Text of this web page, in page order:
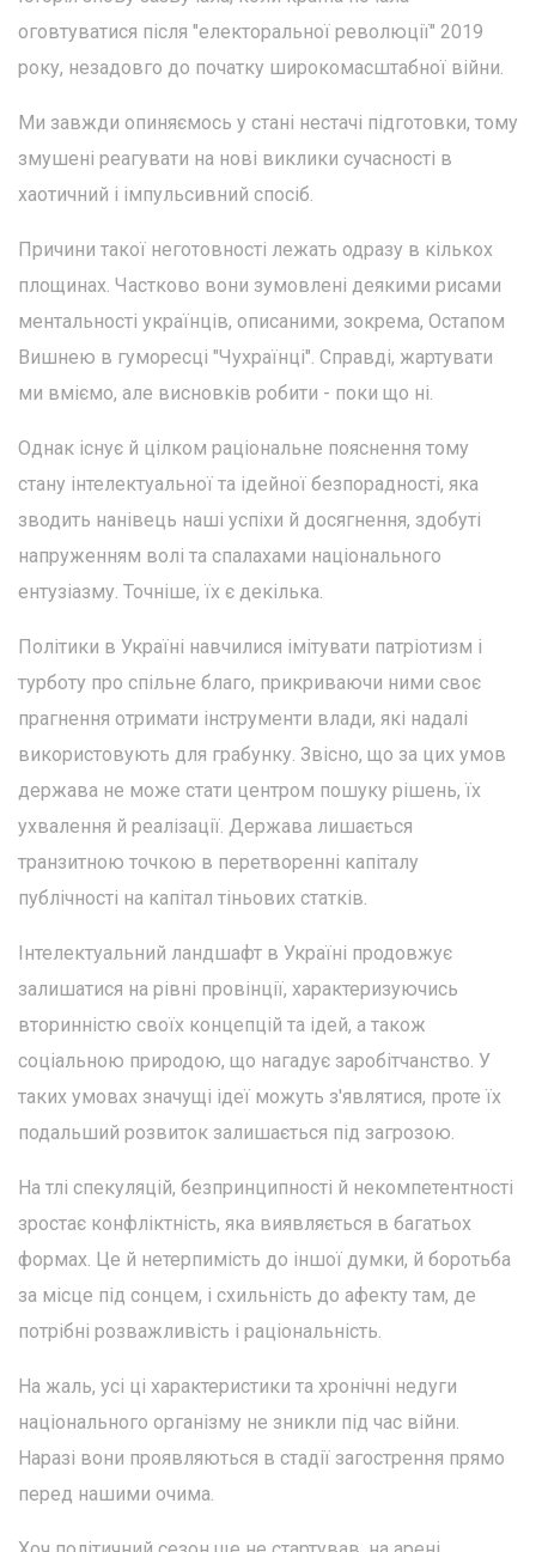
оговтуватися після "електоральної революції" 2019
року, незадовго до початку широкомасштабної війни.
Ми завжди опиняємось у стані нестачі підготовки, тому
змушені реагувати на нові виклики сучасності в
хаотичний і імпульсивний спосіб.
Причини такої неготовності лежать одразу в кількох
площинах. Частково вони зумовлені деякими рисами
ментальності українців, описаними, зокрема, Остапом
Вишнею в гуморесці "Чухраїнці". Справді, жартувати
ми вміємо, але висновків робити - поки що ні.
Однак існує й цілком раціональне пояснення тому
стану інтелектуальної та ідейної безпорадності, яка
зводить нанівець наші успіхи й досягнення, здобуті
напруженням волі та спалахами національного
ентузіазму. Точніше, їх є декілька.
Політики в Україні навчилися імітувати патріотизм і
турботу про спільне благо, прикриваючи ними своє
прагнення отримати інструменти влади, які надалі
використовують для грабунку. Звісно, що за цих умов
держава не може стати центром пошуку рішень, їх
ухвалення й реалізації. Держава лишається
транзитною точкою в перетворенні капіталу
публічності на капітал тіньових статків.
Інтелектуальний ландшафт в Україні продовжує
залишатися на рівні провінції, характеризуючись
вторинністю своїх концепцій та ідей, а також
соціальною природою, що нагадує заробітчанство. У
таких умовах значущі ідеї можуть з'являтися, проте їх
подальший розвиток залишається під загрозою.
На тлі спекуляцій, безпринципності й некомпетентності
зростає конфліктність, яка виявляється в багатьох
формах. Це й нетерпимість до іншої думки, й боротьба
за місце під сонцем, і схильність до афекту там, де
потрібні розважливість і раціональність.
На жаль, усі ці характеристики та хронічні недуги
національного організму не зникли під час війни.
Наразі вони проявляються в стадії загострення прямо
перед нашими очима.